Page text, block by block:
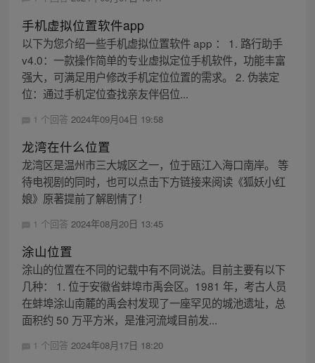
手机虚拟位置软件app
以下为您介绍一些手机虚拟位置软件 app ： 1. 路行助手
v4.0：一款操作简单的专业虚拟定位手机软件，功能丰富
强大，可满足用户修改手机定位位置的需求。 2. 伪装定
位：通过手机定位查找亲友伴侣位...
1 个回答 2024年09月04日 19:58
龙湾在什么位置
龙湾区是温州市三大城区之一，位于瓯江入海口南岸。 等
待电视剧的同时，也可以点击下方链接来阅读《狐妖小红
娘》原著提前了解剧情了！
1 个回答 2024年08月20日 13:45
涂山位置
涂山的位置在不同的记载中有不同说法。目前主要有以下
几种： 1. 位于安徽省蚌埠市禹会区。1981 年，考古人员
在蚌埠涂山南麓的禹会村发现了一座罕见的城池遗址，总
面积约 50 万平方米，是淮河流域目前发...
1 个回答 2024年08月17日 18:20